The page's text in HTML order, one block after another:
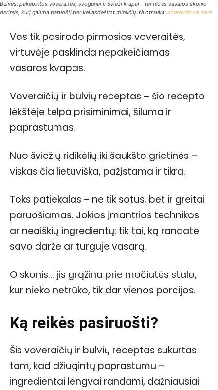
Bulvės, pakepintos voveraitės, svogūnai ir švieži krapai – tai tikras vasaros skonio
derinys, kurį galima paruošti per keliasdešimt minučių. Nuotrauka: shutterstock.com
Vos tik pasirodo pirmosios voveraitės,
virtuvėje pasklinda nepakeičiamas
vasaros kvapas.
Voveraičių ir bulvių receptas – šio recepto
lėkštėje telpa prisiminimai, šiluma ir
paprastumas.
Nuo šviežių ridikėlių iki šaukšto grietinės –
viskas čia lietuviška, pažįstama ir tikra.
Toks patiekalas – ne tik sotus, bet ir greitai
paruošiamas. Jokios įmantrios technikos
ar neaiškių ingredientų: tik tai, ką randate
savo darže ar turguje vasarą.
O skonis… jis grąžina prie močiutės stalo,
kur nieko netrūko, tik dar vienos porcijos.
Ką reikės pasiruošti?
Šis voveraičių ir bulvių receptas sukurtas
tam, kad džiugintų paprastumu –
ingredientai lengvai randami, dažniausiai